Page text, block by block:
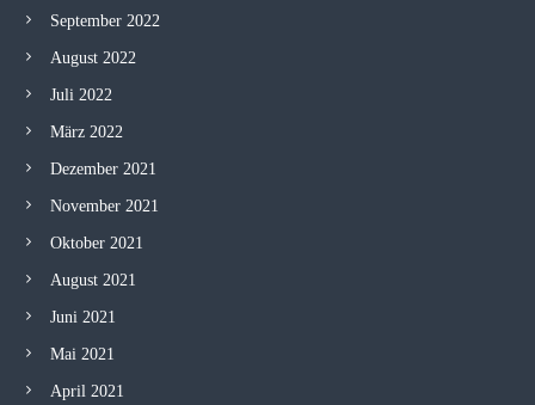
September 2022
August 2022
Juli 2022
März 2022
Dezember 2021
November 2021
Oktober 2021
August 2021
Juni 2021
Mai 2021
April 2021